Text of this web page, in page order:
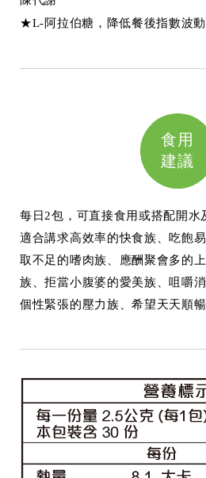
★L-阿拉伯糖，降低餐後指數波
食用
建議
每日2包，可直接食用或搭配開水
適合講求高效率的快食族、吃飽
取不足的嗜肉族、應酬聚會多的
族、拒當小腹婆的愛美族、咀嚼
個性緊張的壓力族、希望天天順暢